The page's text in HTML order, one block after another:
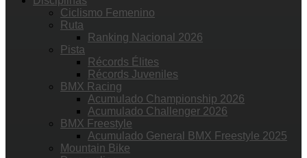
Ciclismo Femenino
Ruta
Ranking Nacional 2026
Pista
Récords Élites
Récords Juveniles
BMX Racing
Acumulado Championship 2026
Acumulado Challenger 2026
BMX Freestyle
Acumulado General BMX Freestyle 2025
Mountain Bike